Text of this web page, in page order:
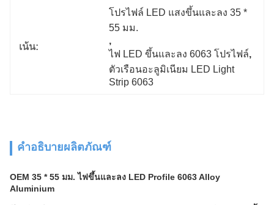
เน้น:
โปรไฟล์ LED แสงขึ้นและลง 35 *
55 มม.
,
ไฟ LED ขึ้นและลง 6063 โปรไฟล์
ตัวเรือนอะลูมิเนียม LED Light
Strip 6063
คำอธิบายผลิตภัณฑ์
OEM 35 * 55 มม. ไฟขึ้นและลง LED Profile 6063 Alloy
Aluminium